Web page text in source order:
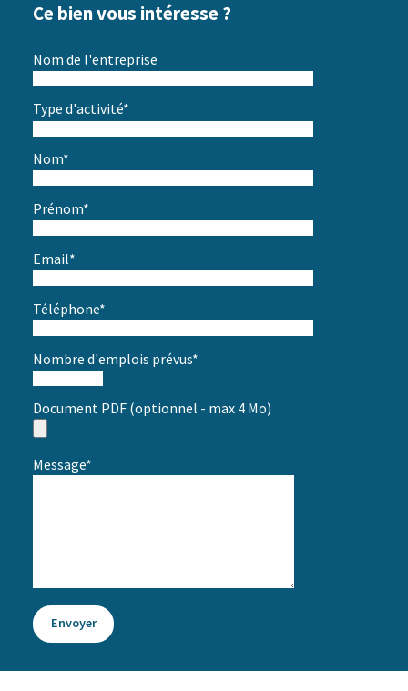
Ce bien vous intéresse ?
Nom de l'entreprise
Type d'activité*
Nom*
Prénom*
Email*
Téléphone*
Nombre d'emplois prévus*
Document PDF (optionnel - max 4 Mo)
Message*